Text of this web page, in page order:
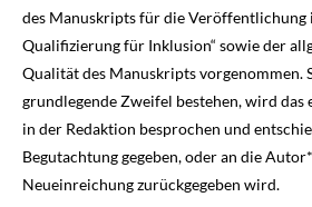
des Manuskripts für die Veröffentlichung
Qualifizierung für Inklusion“ sowie der
Qualität des Manuskripts vorgenommen.
grundlegende Zweifel bestehen, wird
in der Redaktion besprochen und
Begutachtung gegeben, oder an die
Neueinreichung zurückgegeben wird.